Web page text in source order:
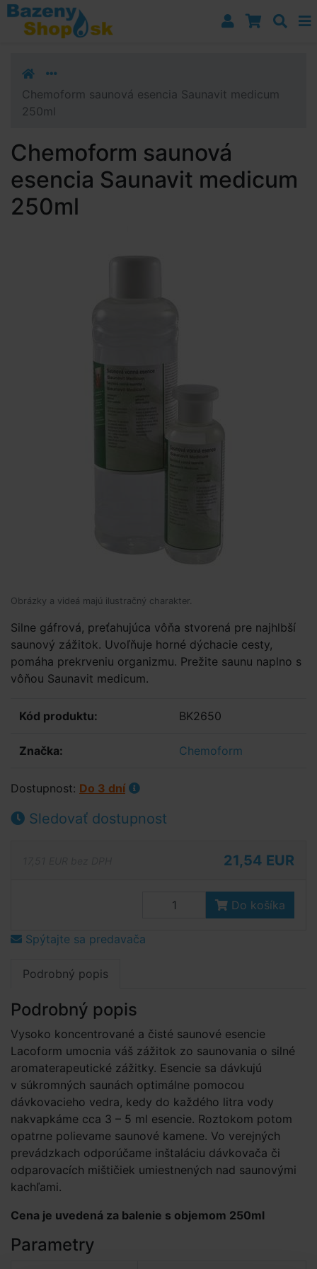
Prejsť k navigácii
Prejsť na obsah
Prejsť k bočnému stĺpci
Chemoform saunová esencia Saunavit medicum
250ml
Chemoform saunová
esencia Saunavit medicum
250ml
Obrázky a videá majú ilustračný charakter.
Silne gáfrová, preťahujúca vôňa stvorená pre najhlbší
saunový zážitok. Uvoľňuje horné dýchacie cesty,
pomáha prekrveniu organizmu. Prežite saunu naplno s
vôňou Saunavit medicum.
Kód produktu: BK2650
Značka: Chemoform
Dostupnost: Do 3 dní
Sledovať dostupnost
21,54 EUR
Do košíka
Spýtajte sa predavača
Podrobný popis
Podrobný popis
Vysoko koncentrované a čisté saunové esencie
Lacoform umocnia váš zážitok zo saunovania o silné
aromaterapeutické zážitky. Esencie sa dávkujú
v súkromných saunách optimálne pomocou
dávkovacieho vedra, kedy do každého litra vody
nakvapkáme cca 3 – 5 ml esencie. Roztokom potom
opatrne polievame saunové kamene. Vo verejných
prevádzkach odporúčame inštaláciu dávkovača či
odparovacích mištičiek umiestnených nad saunovými
kachľami.
Cena je uvedená za balenie s objemom 250ml
Parametry